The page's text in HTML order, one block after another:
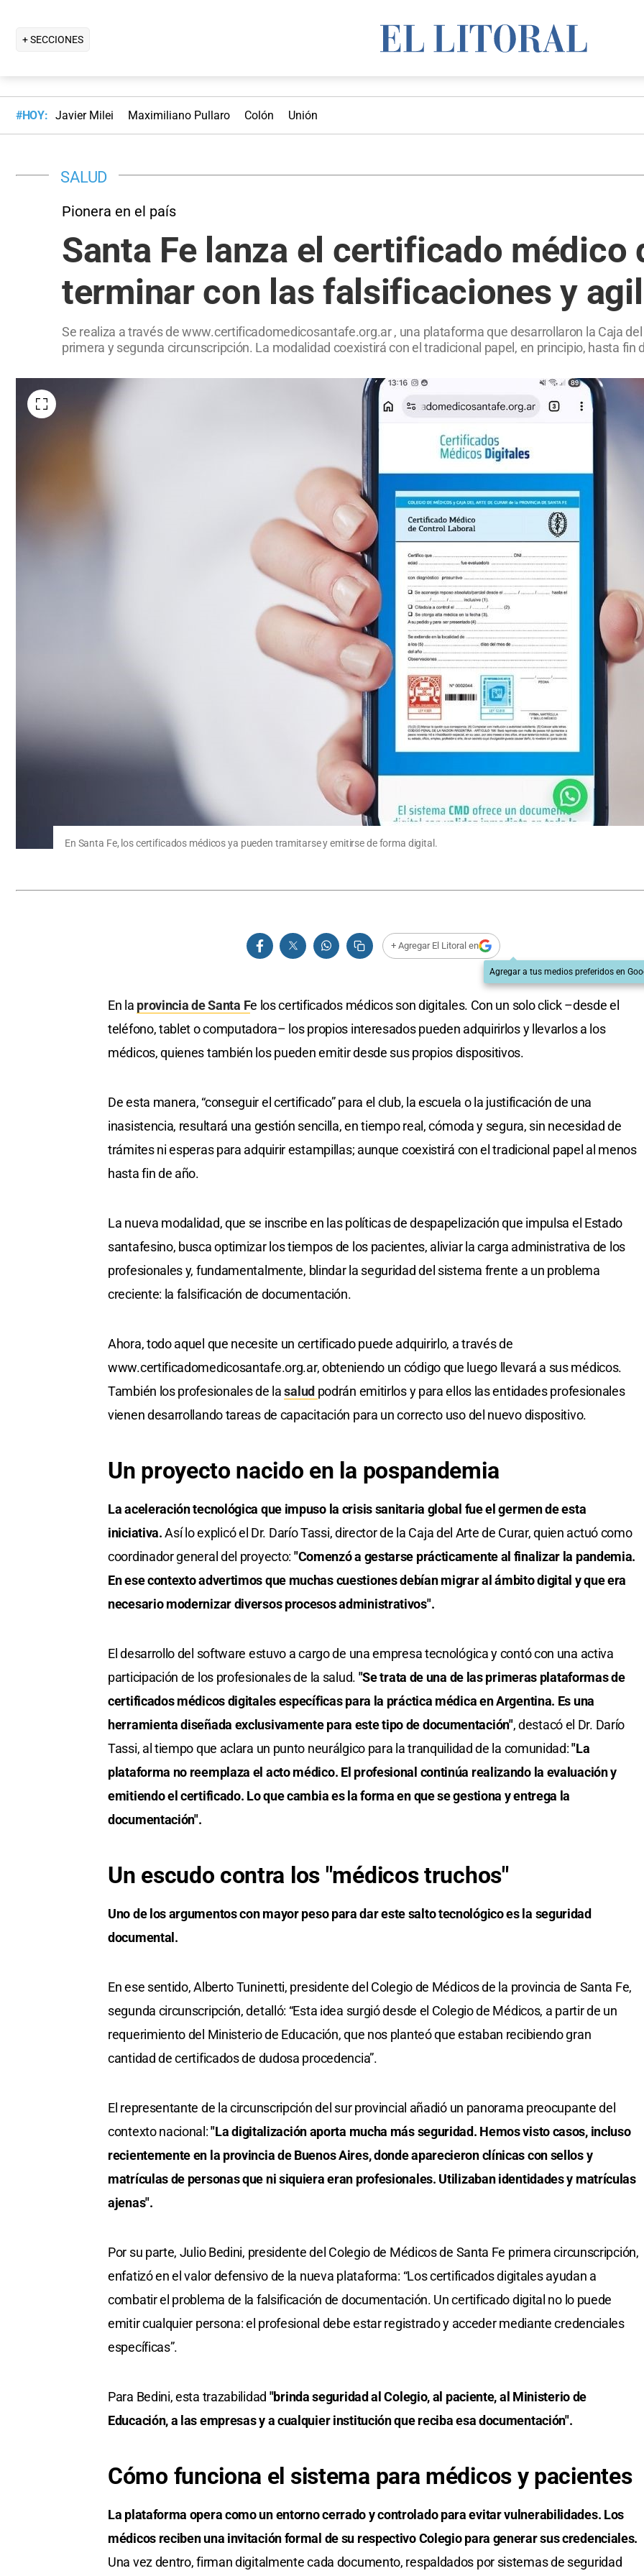
+ SECCIONES
#HOY: Javier Milei Maximiliano Pullaro Colón Unión
SALUD
Pionera en el país
Santa Fe lanza el certificado médico
terminar con las falsificaciones y
Se realiza a través de www.certificadomedicosantafe.org.ar , una plataforma que desarrollaron la Caja
primera y segunda circunscripción. La modalidad coexistirá con el tradicional papel, en principio, hasta fin
En Santa Fe, los certificados médicos ya pueden tramitarse y emitirse de forma digital.
+ Agregar El Litoral en
Agregar a tus medios preferidos en
En la provincia de Santa Fe los certificados médicos son digitales. Con un solo click –desde el
teléfono, tablet o computadora– los propios interesados pueden adquirirlos y llevarlos a los
médicos, quienes también los pueden emitir desde sus propios dispositivos.
De esta manera, “conseguir el certificado” para el club, la escuela o la justificación de una
inasistencia, resultará una gestión sencilla, en tiempo real, cómoda y segura, sin necesidad de
trámites ni esperas para adquirir estampillas; aunque coexistirá con el tradicional papel al menos
hasta fin de año.
La nueva modalidad, que se inscribe en las políticas de despapelización que impulsa el Estado
santafesino, busca optimizar los tiempos de los pacientes, aliviar la carga administrativa de los
profesionales y, fundamentalmente, blindar la seguridad del sistema frente a un problema
creciente: la falsificación de documentación.
Ahora, todo aquel que necesite un certificado puede adquirirlo, a través de
www.certificadomedicosantafe.org.ar, obteniendo un código que luego llevará a sus médicos.
También los profesionales de lasalud podrán emitirlos y para ellos las entidades profesionales
vienen desarrollando tareas de capacitación para un correcto uso del nuevo dispositivo.
Un proyecto nacido en la pospandemia
La aceleración tecnológica que impuso la crisis sanitaria global fue el germen de esta
iniciativa.Así lo explicó el Dr. Darío Tassi, director de la Caja del Arte de Curar, quien actuó como
coordinador general del proyecto: "Comenzó a gestarse prácticamente al finalizar la pandemia.
En ese contexto advertimos que muchas cuestiones debían migrar al ámbito digital y que era
necesario modernizar diversos procesos administrativos".
El desarrollo del software estuvo a cargo de una empresa tecnológica y contó con una activa
participación de los profesionales de la salud. "Se trata de una de las primeras plataformas de
certificados médicos digitales específicas para la práctica médica en Argentina. Es una
herramienta diseñada exclusivamente para este tipo de documentación", destacó el Dr. Darío
Tassi, al tiempo que aclara un punto neurálgico para la tranquilidad de la comunidad:"La
plataforma no reemplaza el acto médico. El profesional continúa realizando la evaluación y
emitiendo el certificado. Lo que cambia es la forma en que se gestiona y entrega la
documentación".
Un escudo contra los "médicos truchos"
Uno de los argumentos con mayor peso para dar este salto tecnológico es la seguridad
documental.
En ese sentido, Alberto Tuninetti, presidente del Colegio de Médicos de la provincia de Santa Fe,
segunda circunscripción, detalló: “Esta idea surgió desde el Colegio de Médicos, a partir de un
requerimiento del Ministerio de Educación, que nos planteó que estaban recibiendo gran
cantidad de certificados de dudosa procedencia”.
El representante de la circunscripción del sur provincial añadió un panorama preocupante del
contexto nacional:"La digitalización aporta mucha más seguridad. Hemos visto casos, incluso
recientemente en la provincia de Buenos Aires, donde aparecieron clínicas con sellos y
matrículas de personas que ni siquiera eran profesionales. Utilizaban identidades y matrículas
ajenas".
Por su parte, Julio Bedini, presidente del Colegio de Médicos de Santa Fe primera circunscripción,
enfatizó en el valor defensivo de la nueva plataforma: “Los certificados digitales ayudan a
combatir el problema de la falsificación de documentación. Un certificado digital no lo puede
emitir cualquier persona: el profesional debe estar registrado y acceder mediante credenciales
específicas”.
Para Bedini, esta trazabilidad "brinda seguridad al Colegio, al paciente, al Ministerio de
Educación, a las empresas y a cualquier institución que reciba esa documentación".
Cómo funciona el sistema para médicos y pacientes
La plataforma opera como un entorno cerrado y controlado para evitar vulnerabilidades. Los
médicos reciben una invitación formal de su respectivo Colegio para generar sus credenciales.
Una vez dentro, firman digitalmente cada documento, respaldados por sistemas de seguridad